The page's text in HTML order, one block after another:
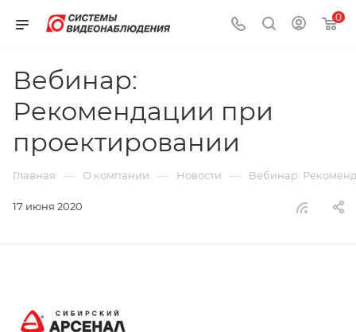
0
Вебинар:
Рекомендации при
проектировании
Главная — О компании — Новости — Вебинар:
17 июня 2020